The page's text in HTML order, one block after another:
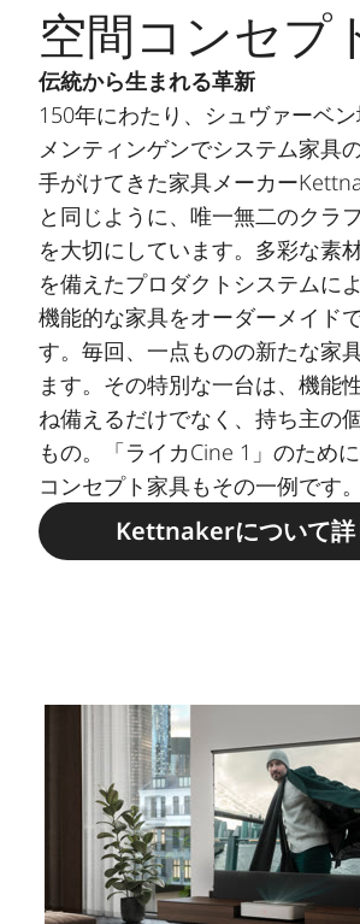
空間コンセプ
伝統から生まれる革新
150年にわたり、シュヴァーベ
メンティンゲンでシステム家具
手がけてきた家具メーカー
と同じように、唯一無二のクラ
を大切にしています。多彩な素
を備えたプロダクトシステムに
機能的な家具をオーダーメイド
す。毎回、一点ものの新たな家
ます。その特別な一台は、機能
ね備えるだけでなく、持ち主の
もの。「ライカCine 1」のため
コンセプト家具もその一例です。
Kettnakerについて詳